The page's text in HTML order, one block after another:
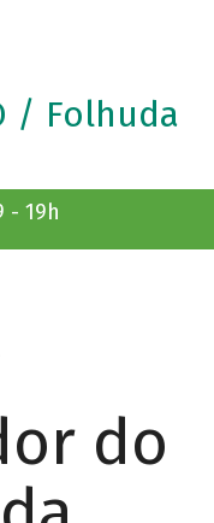
/ Folhuda
- 19h
do